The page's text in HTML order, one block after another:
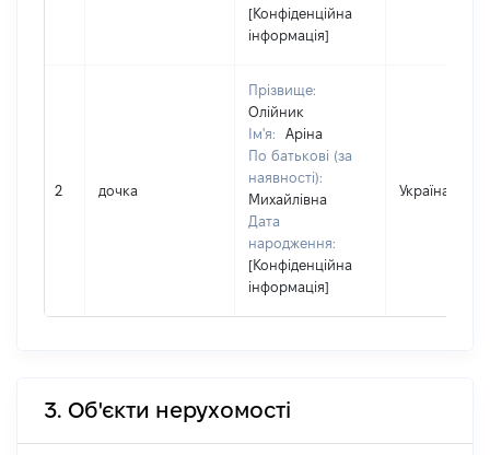
[Конфіденційна
інформація]
2 дочка
Прізвище:
Олійник
Ім'я:
Аріна
По батькові (за
наявності):
Михайлівна
Дата
народження:
[Конфіденційна
інформація]
Україна
3. Об'єкти нерухомості